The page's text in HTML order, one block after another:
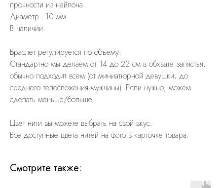
прочности из нейлона.
Диаметр - 10 мм.
В наличии.
Браслет регулируется по объему.
Стандартно мы делаем от 14 до 22 см в обхвате запястья,
обычно подходит всем (от миниатюрной девушки, до
среднего телосложения мужчины). Если нужно, можем
сделать меньше/больше.
Цвет нити вы можете выбрать на свой вкус.
Все доступные цвета нитей на фото в карточке товара.
Смотрите также: